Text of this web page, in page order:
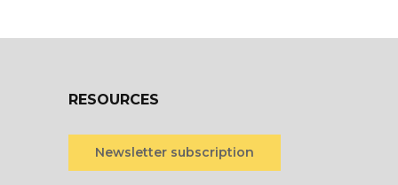
RESOURCES
Newsletter subscription